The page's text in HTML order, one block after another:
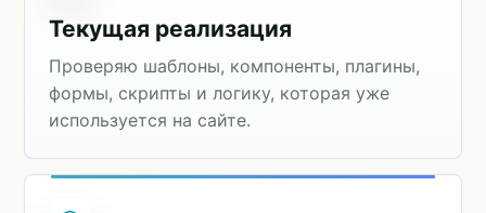
Текущая реализация
Проверяю шаблоны, компоненты, плагины,
формы, скрипты и логику, которая уже
используется на сайте.